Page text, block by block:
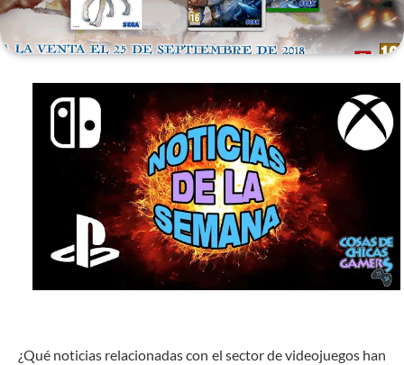
¿Qué noticias relacionadas con el sector de videojuegos han